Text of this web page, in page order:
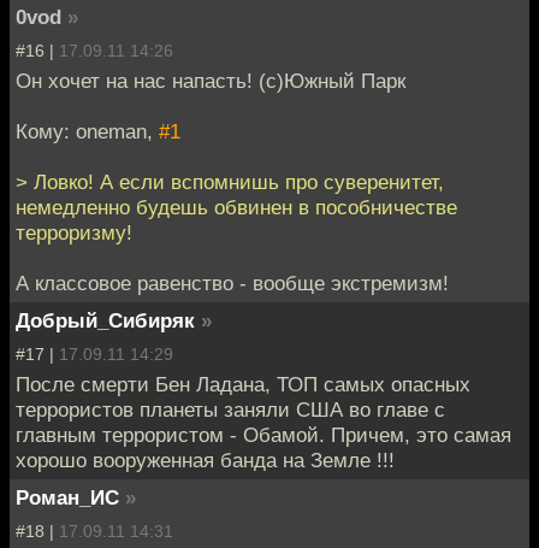
0vod »
#16 | 17.09.11 14:26
Он хочет на нас напасть! (с)Южный Парк
Кому: oneman, #1
> Ловко! А если вспомнишь про суверенитет,
немедленно будешь обвинен в пособничестве
терроризму!
А классовое равенство - вообще экстремизм!
Добрый_Сибиряк »
#17 | 17.09.11 14:29
После смерти Бен Ладана, ТОП самых опасных
террористов планеты заняли США во главе с
главным террористом - Обамой. Причем, это самая
хорошо вооруженная банда на Земле !!!
Роман_ИС »
#18 | 17.09.11 14:31